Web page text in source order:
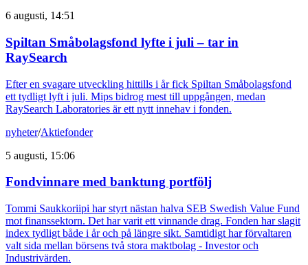
6 augusti, 14:51
Spiltan Småbolagsfond lyfte i juli – tar in
RaySearch
Efter en svagare utveckling hittills i år fick Spiltan Småbolagsfond
ett tydligt lyft i juli. Mips bidrog mest till uppgången, medan
RaySearch Laboratories är ett nytt innehav i fonden.
nyheter/Aktiefonder
5 augusti, 15:06
Fondvinnare med banktung portfölj
Tommi Saukkoriipi har styrt nästan halva SEB Swedish Value Fund
mot finanssektorn. Det har varit ett vinnande drag. Fonden har slagit
index tydligt både i år och på längre sikt. Samtidigt har förvaltaren
valt sida mellan börsens två stora maktbolag - Investor och
Industrivärden.